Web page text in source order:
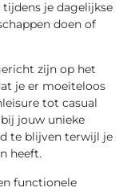
je dagelijkse
doen of
zijn op het
je er moeiteloos
tot casual
jouw unieke
te blijven terwijl je
heeft.
functionele